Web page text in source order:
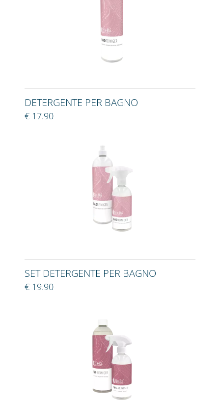
DETERGENTE PER BAGNO
€ 17.90
SET DETERGENTE PER BAGNO
€ 19.90